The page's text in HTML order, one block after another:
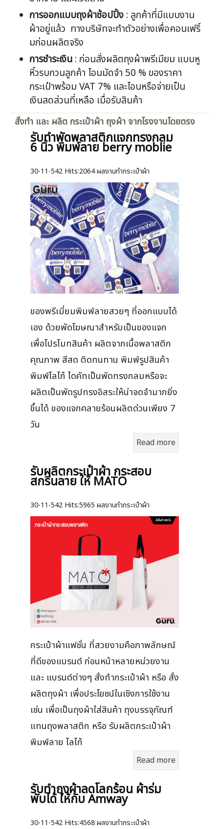
การออกแบบถุงผ้าช้อปปิ้ง : ลูกค้าที่มีแบบงาน
ผ้าอยู่แล้ว ทางบริษัทจะทำตัวอย่างเพื่อคอนเฟริ์
มก่อนผลิตจริง
การชำระเงิน : ก่อนสั่งผลิตถุงผ้าพรีเมียม แบบหู
หิ้วรบกวนลูกค้า โอนมัดจำ 50 % ของราคา
กระเป๋าพร้อม VAT 7% และโอนหรือจ่ายเป็น
เงินสดส่วนที่เหลือ เมื่อรับสินค้า
สั่งทำ และ ผลิต กระเป๋าผ้า ถุงผ้า จากโรงงานโดยตรง
รับทำพัดพลาสติกแจกทรงกลม
6 นิ้ว พิมพ์ลาย berry moblie
30-11-542 Hits:2064 ผลงานทำกระเป๋าผ้า
ของพรีเมี่ยมพิมพ์ลายสวยๆ ที่ออกแบบได้
เอง ด้วยพัดโฆษณาสำหรับเป็นของแจก
เพื่อโปรโมทสินค้า ผลิตจากเนื้อพลาสติก
คุณภาพ สีสด ติดทนทาน พิมพ์รูปสินค้า
พิมพ์โลโก้ ไดคัทเป็นพัดทรงกลมหรือจะ
ผลิตเป็นพัดรูปทรงอิสระให้น่าจดจำมากยิ่ง
ขึ้นได้ ของแจกคลายร้อนผลิตด่วนเพียง 7
วัน
Read more
รับผลิตกระเป๋าผ้า กระสอบ
สกรีนลาย ให้ MATO
30-11-542 Hits:5965 ผลงานทำกระเป๋าผ้า
กระเป๋าผ้าแฟชั่น ที่สวยงามคือภาพลักษณ์
ที่ดีของแบรนด์ ก่อนหน้าหลายหน่วยงาน
และ แบรนด์ต่างๆ สั่งทำกระเป๋าผ้า หรือ สั่ง
ผลิตถุงผ้า เพื่อประโยชน์ในเชิงการใช้งาน
เช่น เพื่อเป็นถุงผ้าใส่สินค้า ถุงบรรจุภัณฑ์
แทนถุงพลาสติก หรือ รับผลิตกระเป๋าผ้า
พิมพ์ลาย โลโก้
Read more
รับทำถุงผ้าลดโลกร้อน ผ้าร่ม
พับได้ ให้กับ Amway
30-11-542 Hits:4568 ผลงานทำกระเป๋าผ้า